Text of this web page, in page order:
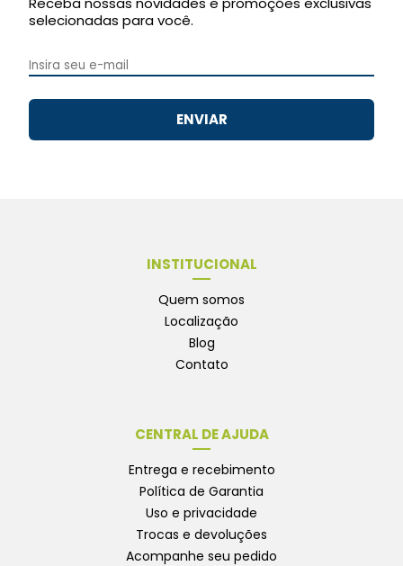
selecionadas para você.
ENVIAR
INSTITUCIONAL
Quem somos
Localização
Blog
Contato
CENTRAL DE AJUDA
Entrega e recebimento
Política de Garantia
Uso e privacidade
Trocas e devoluções
Acompanhe seu pedido